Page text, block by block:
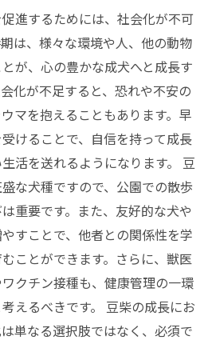
進するためには、社会化が不可
は、様々な環境や人、他の動物
が、心の豊かな成犬へと成長す
化が不足すると、恐れや不安の
マを抱えることもあります。早
けることで、自信を持って成長
活を送れるようになります。 豆
な犬種ですので、公園での散歩
重要です。また、友好的な犬や
すことで、他者との関係性を学
ことができます。さらに、獣医
クチン接種も、健康管理の一環
えるべきです。 豆柴の成長にお
単なる選択肢ではなく、必須で